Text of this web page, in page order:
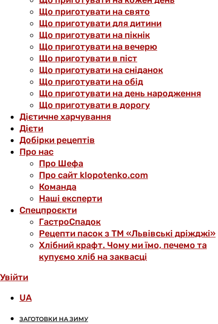
Що приготувати на свято
Що приготувати для дитини
Що приготувати на пікнік
Що приготувати на вечерю
Що приготувати в піст
Що приготувати на сніданок
Що приготувати на обід
Що приготувати на день народження
Що приготувати в дорогу
Дієтичне харчування
Дієти
Добірки рецептів
Про нас
Про Шефа
Про сайт klopotenko.com
Команда
Наші експерти
Спецпроєкти
ГастроСпадок
Рецепти пасок з ТМ «Львівські дріжджі»
Хлібний крафт. Чому ми їмо, печемо та
купуємо хліб на заквасці
Увійти
UA
ЗАГОТОВКИ НА ЗИМУ